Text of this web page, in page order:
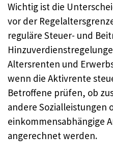
Wichtig ist die
vor der
reguläre Steuer- und
Altersrenten und
wenn die Aktivrente
Betroffene prüfen, ob
andere Sozialleistungen
einkommensabhängige
angerechnet werden.